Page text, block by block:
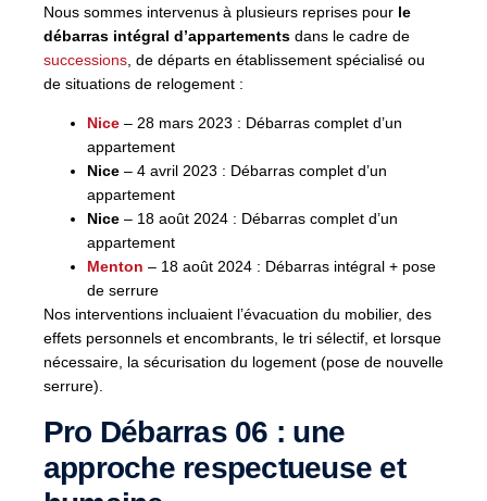
Nous sommes intervenus à plusieurs reprises pour le
débarras intégral d’appartements dans le cadre de
successions , de départs en établissement spécialisé ou
de situations de relogement :
Nice – 28 mars 2023 : Débarras complet d’un
appartement
Nice – 4 avril 2023 : Débarras complet d’un
appartement
Nice – 18 août 2024 : Débarras complet d’un
appartement
Menton – 18 août 2024 : Débarras intégral + pose
de serrure
Nos interventions incluaient l’évacuation du mobilier, des
effets personnels et encombrants, le tri sélectif, et lorsque
nécessaire, la sécurisation du logement (pose de nouvelle
serrure).
Pro Débarras 06 : une
approche respectueuse et